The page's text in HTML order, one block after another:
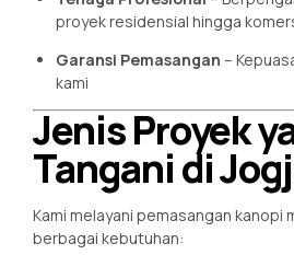
proyek residensial hingga
Garansi Pemasangan –
kami
Jenis Proyek
Tangani di
Kami melayani pemasangan kanopi
berbagai kebutuhan: